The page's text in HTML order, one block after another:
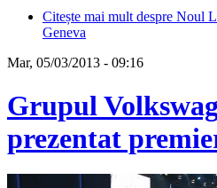
Citește mai mult despre Noul
Geneva
Mar, 05/03/2013 - 09:16
Grupul
prezentat